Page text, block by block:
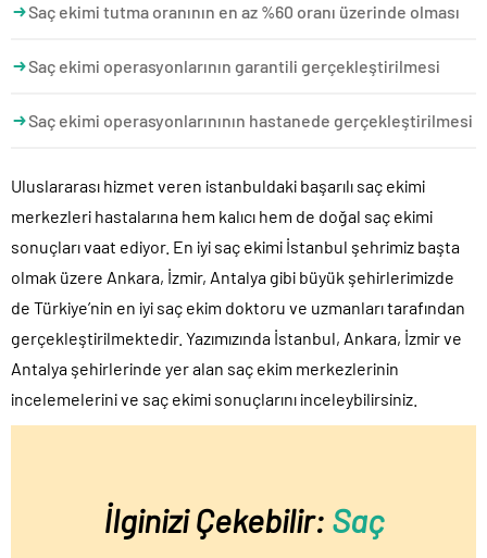
Saç ekimi tutma oranının en az %60 oranı üzerinde olması
Saç ekimi operasyonlarının garantili gerçekleştirilmesi
Saç ekimi operasyonlarınının hastanede gerçekleştirilmesi
Uluslararası hizmet veren istanbuldaki başarılı saç ekimi
merkezleri hastalarına hem kalıcı hem de doğal saç ekimi
sonuçları vaat ediyor. En iyi saç ekimi İstanbul şehrimiz başta
olmak üzere Ankara, İzmir, Antalya gibi büyük şehirlerimizde
de Türkiye’nin en iyi saç ekim doktoru ve uzmanları tarafından
gerçekleştirilmektedir. Yazımızında İstanbul, Ankara, İzmir ve
Antalya şehirlerinde yer alan saç ekim merkezlerinin
incelemelerini ve saç ekimi sonuçlarını inceleybilirsiniz.
İlginizi Çekebilir: Saç